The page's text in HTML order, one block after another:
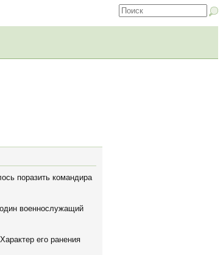
поразить командира
военнослужащий
его ранения